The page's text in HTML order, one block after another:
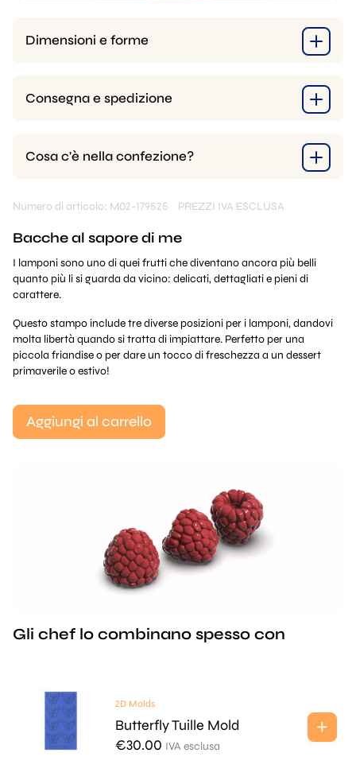
Dimensioni e forme
Consegna e spedizione
Cosa c'è nella confezione?
Numero di articolo: M02-179525 PREZZI IVA ESCLUSA
Bacche al sapore di me
I lamponi sono uno di quei frutti che diventano ancora più belli
quanto più li si guarda da vicino: delicati, dettagliati e pieni di
carattere.
Questo stampo include tre diverse posizioni per i lamponi, dandovi
molta libertà quando si tratta di impiattare. Perfetto per una
piccola friandise o per dare un tocco di freschezza a un dessert
primaverile o estivo!
Aggiungi al carrello
Gli chef lo combinano spesso con
2D Molds
Butterfly Tuille Mold
€30.00 IVA esclusa